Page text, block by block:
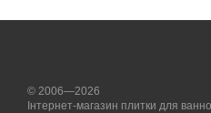
© 2006—2026
Інтернет-магазин плитки для